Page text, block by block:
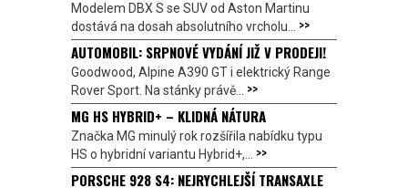
Modelem DBX S se SUV od Aston Martinu
dostává na dosah absolutního vrcholu... >>
AUTOMOBIL: SRPNOVÉ VYDÁNÍ JIŽ V PRODEJI!
Goodwood, Alpine A390 GT i elektrický Range
Rover Sport. Na stánky právě... >>
MG HS HYBRID+ – KLIDNÁ NÁTURA
Značka MG minulý rok rozšířila nabídku typu
HS o hybridní variantu Hybrid+,... >>
PORSCHE 928 S4: NEJRYCHLEJŠÍ TRANSAXLE